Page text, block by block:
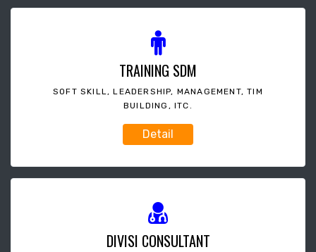
TRAINING SDM
SOFT SKILL, LEADERSHIP, MANAGEMENT, TIM
BUILDING, ITC.
Detail
DIVISI CONSULTANT